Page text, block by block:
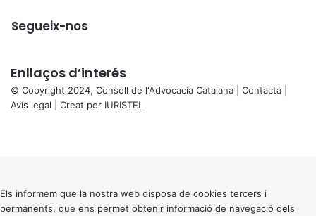
Segueix-nos
Enllaços d’interés
© Copyright 2024, Consell de l'Advocacia Catalana | Contacta
Avís legal | Creat per IURISTEL
button
Els informem que la nostra web disposa de cookies tercers i
permanents, que ens permet obtenir informació de navegació dels